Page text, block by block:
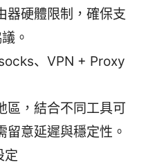
器硬體限制，確保支
。
、VPN + Proxy
區，結合不同工具可
留意延遲與穩定性。
定